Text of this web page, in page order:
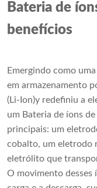
Bateria de
benefícios
Emergindo como
em armazenamento
(Li-Ion)y redefiniu a
um Bateria de íons
principais: um
cobalto, um eletrodo
eletrólito que
O movimento desses